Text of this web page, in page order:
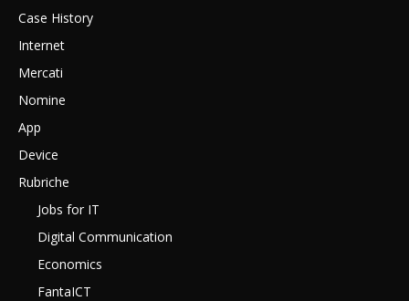
Case History
Internet
Mercati
Nomine
App
Device
Rubriche
Jobs for IT
Digital Communication
Economics
FantaICT